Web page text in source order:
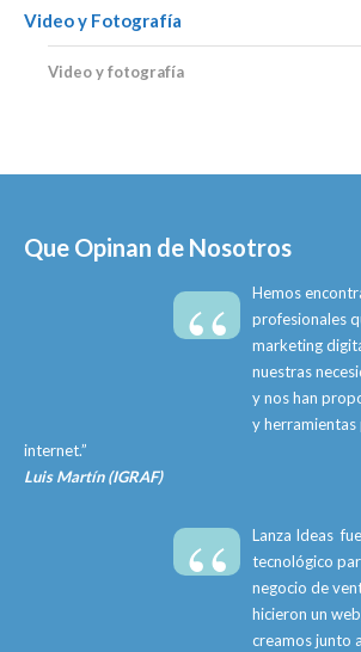
Video y Fotografía
Video y fotografía
Que Opinan de Nosotros
“
Hemos
profesionales
marketing
nuestras
y nos han
y herramientas
internet.”
Luis Martín (IGRAF)
“
Lanza Ideas
tecnológico
negocio de
hicieron un
creamos junto